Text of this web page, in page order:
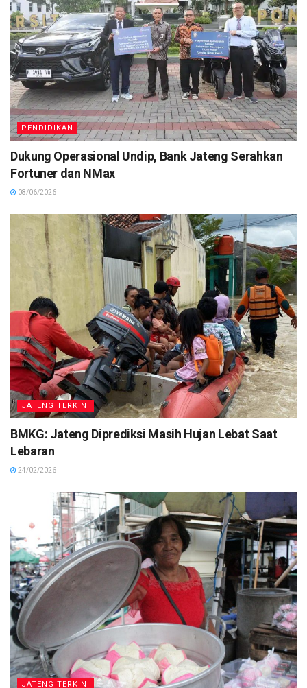
PENDIDIKAN
Dukung Operasional Undip, Bank Jateng Serahkan
Fortuner dan NMax
08/06/2026
JATENG TERKINI
BMKG: Jateng Diprediksi Masih Hujan Lebat Saat
Lebaran
24/02/2026
JATENG TERKINI